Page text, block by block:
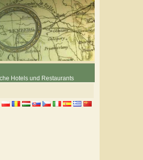
Hotels und Restaurants